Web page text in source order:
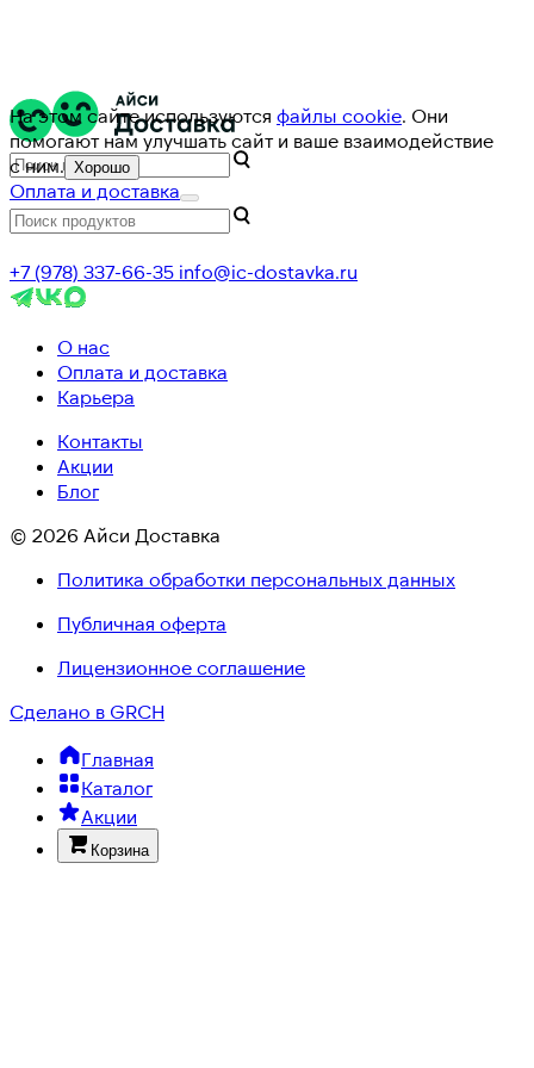
На этом сайте используются файлы cookie. Они
помогают нам улучшать сайт и ваше взаимодействие
с ним. Хорошо
Оплата и доставка
+7 (978) 337-66-35 info@ic-dostavka.ru
О нас
Оплата и доставка
Карьера
Контакты
Акции
Блог
© 2026 Айси Доставка
Политика обработки персональных данных
Публичная оферта
Лицензионное соглашение
Сделано в GRCH
Главная
Каталог
Акции
Корзина